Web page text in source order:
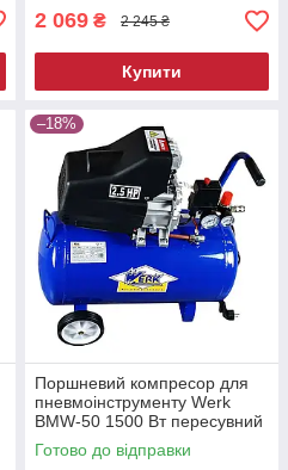
2 069 ₴ 2 245 ₴
Купити
–18%
Поршневий компресор для
пневмоінструменту Werk
BMW-50 1500 Вт пересувний
електричний компресор для
фарбування
Готово до відправки